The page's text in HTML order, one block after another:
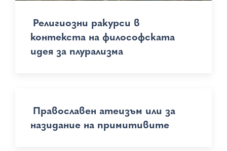
Религиозни ракурси в
контекста на философската
идея за плурализма
Православен атеизъм или за
назидание на примитивите